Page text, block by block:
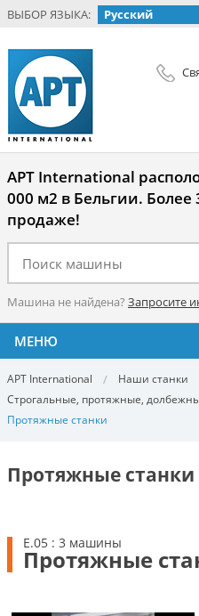
ВЫБОР ЯЗЫКА: Русский
APT International
000 м2 в Бельгии. Более
продаже!
Машина не найдена? Запросите
МЕНЮ
APT International
Наши станки
Строгальные, протяжные,
Протяжные станки
Протяжные станки
E.05 : 3 машины
Протяжные